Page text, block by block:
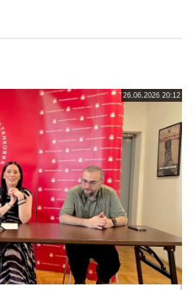
26.06.2026 20:12